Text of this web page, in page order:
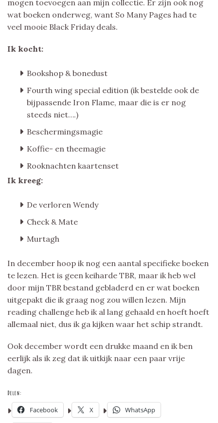
mogen toevoegen aan mijn collectie. Er zijn ook nog
wat boeken onderweg, want So Many Pages had te
veel mooie Black Friday deals.
Ik kocht:
Bookshop & bonedust
Fourth wing special edition (ik bestelde ook de
bijpassende Iron Flame, maar die is er nog
steeds niet….)
Beschermingsmagie
Koffie- en theemagie
Rooknachten kaartenset
Ik kreeg:
De verloren Wendy
Check & Mate
Murtagh
In december hoop ik nog een aantal specifieke boeken
te lezen. Het is geen keiharde TBR, maar ik heb wel
door mijn TBR bestand gebladerd en er wat boeken
uitgepakt die ik graag nog zou willen lezen. Mijn
reading challenge heb ik al lang gehaald en hoeft hoeft
allemaal niet, dus ik ga kijken waar het schip strandt.
Ook december wordt een drukke maand en ik ben
eerlijk als ik zeg dat ik uitkijk naar een paar vrije
dagen.
Delen:
Facebook X WhatsApp